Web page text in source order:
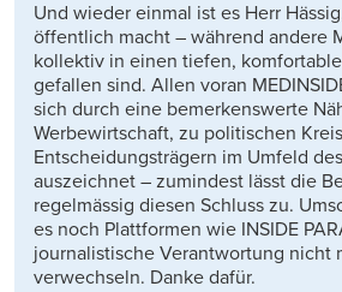
Und wieder einmal ist es Herr
öffentlich macht – während andere
kollektiv in einen tiefen,
gefallen sind. Allen voran
sich durch eine bemerkenswerte
Werbewirtschaft, zu politischen
Entscheidungsträgern im Umfeld
auszeichnet – zumindest lässt die
regelmässig diesen Schluss zu.
es noch Plattformen wie INSIDE
journalistische Verantwortung nicht
verwechseln. Danke dafür.